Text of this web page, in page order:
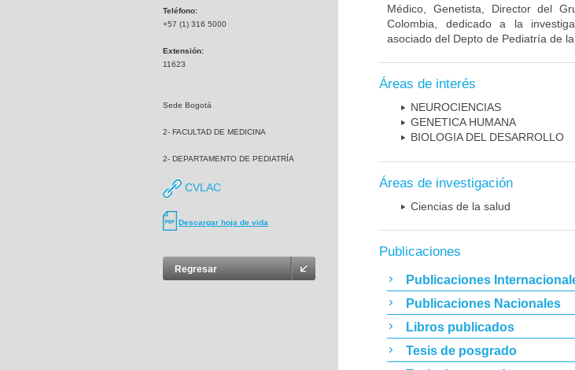
Teléfono:
+57 (1) 316 5000
Extensión:
11623
Sede Bogotá
2- FACULTAD DE MEDICINA
2- DEPARTAMENTO DE PEDIATRÍA
CVLAC
Descargar hoja de vida
Regresar
Médico, Genetista, Director del
Colombia, dedicado a la
asociado del Depto de Pediatría de
Áreas de interés
NEUROCIENCIAS
GENETICA HUMANA
BIOLOGIA DEL DESARROLLO
Áreas de investigación
Ciencias de la salud
Publicaciones
Publicaciones
Publicaciones Nacionales
Libros publicados
Tesis de posgrado